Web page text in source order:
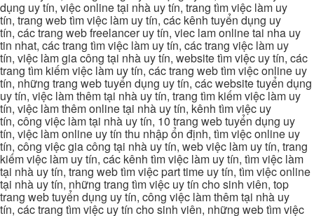
dụng uy tín, việc online tại nhà uy tín, trang tìm việc làm uy
tín, trang web tìm việc làm uy tín, các kênh tuyển dụng uy
tín, các trang web freelancer uy tín, viec lam online tai nha uy
tin nhat, các trang tìm việc làm uy tín, các trang việc làm uy
tín, việc làm gia công tại nhà uy tín, website tìm việc uy tín, các
trang tìm kiếm việc làm uy tín, các trang web tìm việc online uy
tín, những trang web tuyển dụng uy tín, các website tuyển dụng
uy tín, việc làm thêm tại nhà uy tín, trang tìm kiếm việc làm uy
tín, việc làm thêm online tại nhà uy tín, kênh tìm việc uy
tín, công việc làm tại nhà uy tín, 10 trang web tuyển dụng uy
tín, việc làm online uy tín thu nhập ổn định, tìm việc online uy
tín, công việc gia công tại nhà uy tín, web việc làm uy tín, trang
kiếm việc làm uy tín, các kênh tìm việc làm uy tín, tìm việc làm
tại nhà uy tín, trang web tìm việc part time uy tín, tìm việc online
tại nhà uy tín, những trang tìm việc uy tín cho sinh viên, top
trang web tuyển dụng uy tín, công việc làm thêm tại nhà uy
tín, các trang tìm việc uy tín cho sinh viên, những web tìm việc